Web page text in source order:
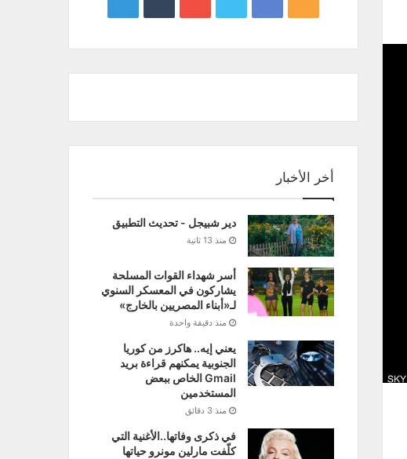
أخر الأخبار
دير شبيجل - تحديث التطبيق
منذ 13 ثانية
أسر شهداء القوات المسلحة
يشاركون في المعسكر السنوي
لـ«أبناء المصريين بالخارج»
منذ دقيقة واحدة
يعني إيه.. هاكرز من كوريا
الجنوبية يمكنهم قراءة بريد
Gmail الخاص ببعض
المستخدمين
منذ 3 دقائق
في ذكرى وفاتها..الأغنية التي
كلّفت مارلين مونرو حياتها